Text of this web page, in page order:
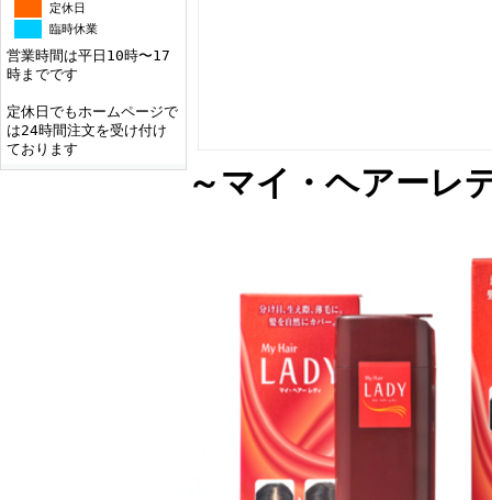
定休日
臨時休業
営業時間は平日10時〜17
時までです
定休日でもホームページで
は24時間注文を受け付け
ております
～マイ・ヘアーレ